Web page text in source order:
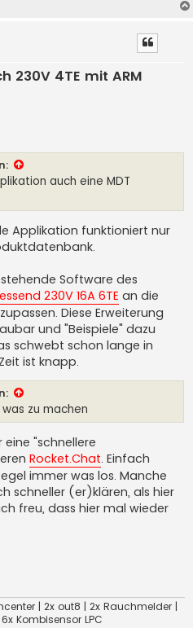
230V 4TE mit ARM
auch eine MDT
Applikation funktioniert nur
Software des
230V 16A 6TE an die
Diese Erweiterung
und "Beispiele" dazu
schwebt schon lange in
ist knapp.
zu machen
"schnellere
Rocket.Chat. Einfach
immer was los. Manche
schneller (er)klären, als hier
freu, dass hier mal wieder
| 2x out8 | 2x Rauchmelder |
Kombisensor LPC